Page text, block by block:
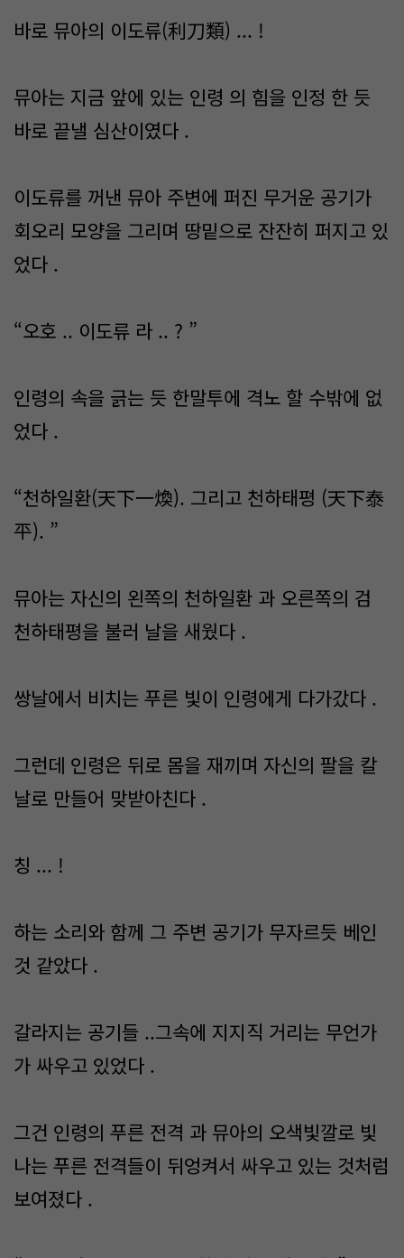
바로 뮤아의 이도류(利刀類) ... !
뮤아는 지금 앞에 있는 인령 의 힘을 인정 한 듯
바로 끝낼 심산이였다 .
이도류를 꺼낸 뮤아 주변에 퍼진 무거운 공기가
회오리 모양을 그리며 땅밑으로 잔잔히 퍼지고 있
었다 .
“오호 .. 이도류 라 .. ? ”
인령의 속을 긁는 듯 한말투에 격노 할 수밖에 없
었다 .
“천하일환(天下一煥). 그리고 천하태평 (天下泰
平). ”
뮤아는 자신의 왼쪽의 천하일환 과 오른쪽의 검
천하태평을 불러 날을 새웠다 .
쌍날에서 비치는 푸른 빛이 인령에게 다가갔다 .
그런데 인령은 뒤로 몸을 재끼며 자신의 팔을 칼
날로 만들어 맞받아친다 .
칭 ... !
하는 소리와 함께 그 주변 공기가 무자르듯 베인
것 같았다 .
갈라지는 공기들 ..그속에 지지직 거리는 무언가
가 싸우고 있었다 .
그건 인령의 푸른 전격 과 뮤아의 오색빛깔로 빛
나는 푸른 전격들이 뒤엉켜서 싸우고 있는 것처럼
보여졌다 .